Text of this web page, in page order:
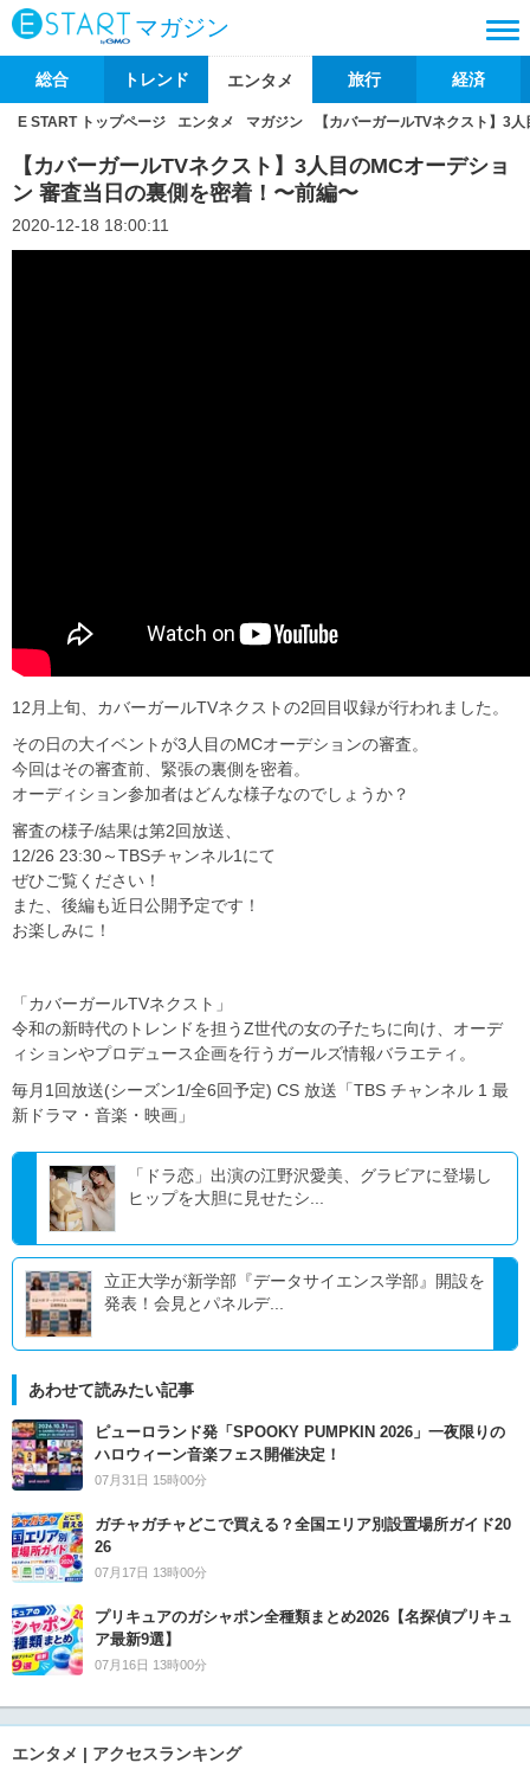
マガジン
総合 トレンド エンタメ 旅行 経済
E START トップページ エンタメ マガジン 【カバーガールTVネクスト】3
【カバーガールTVネクスト】3人目のMCオーデショ
ン 審査当日の裏側を密着！〜前編〜
2020-12-18 18:00:11
12月上旬、カバーガールTVネクストの2回目収録が行われました。
その日の大イベントが3人目のMCオーデションの審査。
今回はその審査前、緊張の裏側を密着。
オーディション参加者はどんな様子なのでしょうか？
審査の様子/結果は第2回放送、
12/26 23:30～TBSチャンネル1にて
ぜひご覧ください！
また、後編も近日公開予定です！
お楽しみに！
「カバーガールTVネクスト」
令和の新時代のトレンドを担うZ世代の女の子たちに向け、オーデ
ィションやプロデュース企画を行うガールズ情報バラエティ。
毎月1回放送(シーズン1/全6回予定) CS 放送「TBS チャンネル 1 最
新ドラマ・音楽・映画」
「ドラ恋」出演の江野沢愛美、グラビアに登場し
ヒップを大胆に見せたシ...
立正大学が新学部『データサイエンス学部』開設を
発表！会見とパネルデ...
あわせて読みたい記事
ピューロランド発「SPOOKY PUMPKIN 2026」一夜限りの
ハロウィーン音楽フェス開催決定！
07月31日 15時00分
ガチャガチャどこで買える？全国エリア別設置場所ガイド20
26
07月17日 13時00分
プリキュアのガシャポン全種類まとめ2026【名探偵プリキュ
ア最新9選】
07月16日 13時00分
エンタメ | アクセスランキング